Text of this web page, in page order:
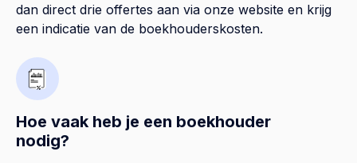
dan direct drie offertes aan via onze website en krijg
een indicatie van de boekhouderskosten.
Hoe vaak heb je een boekhouder
nodig?